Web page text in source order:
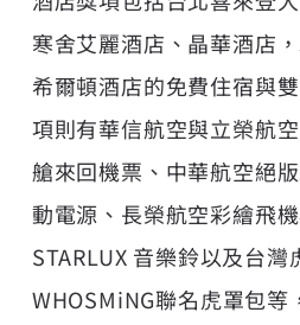
寒舍艾麗酒店、晶華酒店
希爾頓酒店的免費住宿與
項則有華信航空與立榮航
艙來回機票、中華航空絕
動電源、長榮航空彩繪飛
STARLUX 音樂鈴以及台
WHOSMiNG聯名虎罩包等